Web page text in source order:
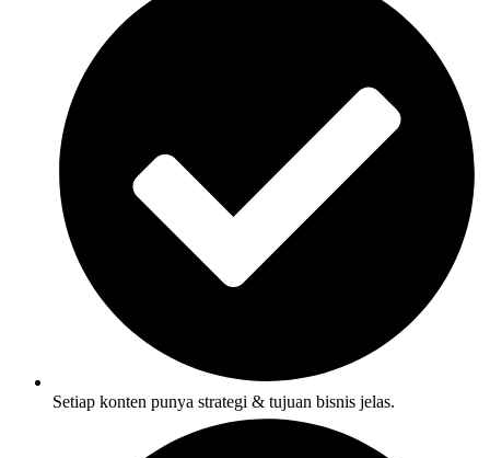
Setiap konten punya strategi & tujuan bisnis jelas.